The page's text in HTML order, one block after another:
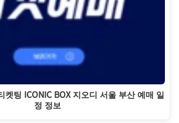
팅 ICONIC BOX 지오디 서울 부산 예매 일
정 정보